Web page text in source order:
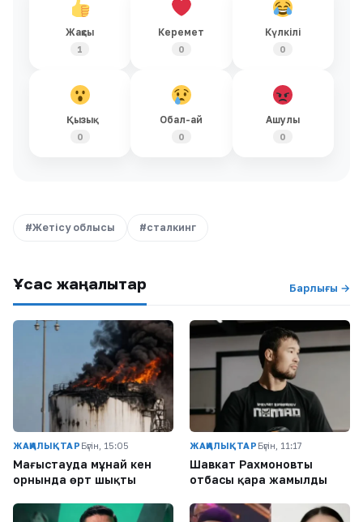
Жақсы
1
Керемет
0
Күлкілі
0
Қызық
0
Обал-ай
0
Ашулы
0
#Жетісу облысы #сталкинг
Ұқсас жаңалықтар Барлығы →
ЖАҢАЛЫҚТАР Бүгін, 15:05
Маңғыстауда мұнай кен
орнында өрт шықты
ЖАҢАЛЫҚТАР Бүгін, 11:17
Шавкат Рахмоновтың
отбасы қара жамылды